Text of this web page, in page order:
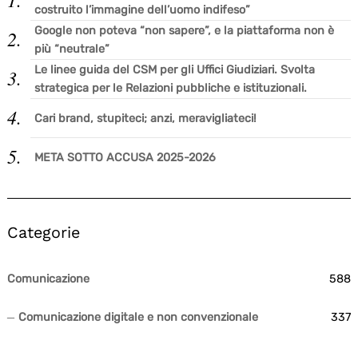
costruito l’immagine dell’uomo indifeso”
Google non poteva “non sapere”, e la piattaforma non è
più “neutrale”
Le linee guida del CSM per gli Uffici Giudiziari. Svolta
strategica per le Relazioni pubbliche e istituzionali.
Cari brand, stupiteci; anzi, meravigliateci!
META SOTTO ACCUSA 2025-2026
Categorie
Comunicazione 588
Comunicazione digitale e non convenzionale 337